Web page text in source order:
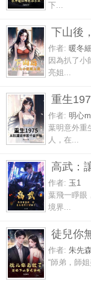
下...
下山後
作者: 暖冬
因為扒了小
亮姐...
重生
作者: 明心
葉明意外重
人，在...
高武：
作者: 玉1
葉飛一睜眼
境界...
徒兒你
作者: 朱先森
“師弟，師